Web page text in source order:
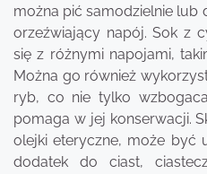
można pić samodzielnie
orzeźwiający napój. Sok z
się z różnymi napojami,
Można go również
ryb, co nie tylko
pomaga w jej konserwacji.
olejki eteryczne, może być
dodatek do ciast,